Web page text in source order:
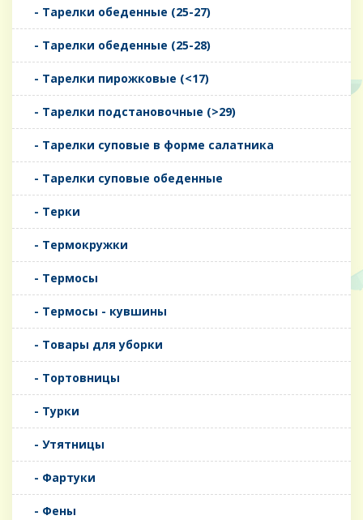
- Тарелки обеденные (25-27)
- Тарелки обеденные (25-28)
- Тарелки пирожковые (<17)
- Тарелки подстановочные (>29)
- Тарелки суповые в форме салатника
- Тарелки суповые обеденные
- Терки
- Термокружки
- Термосы
- Термосы - кувшины
- Товары для уборки
- Тортовницы
- Турки
- Утятницы
- Фартуки
- Фены